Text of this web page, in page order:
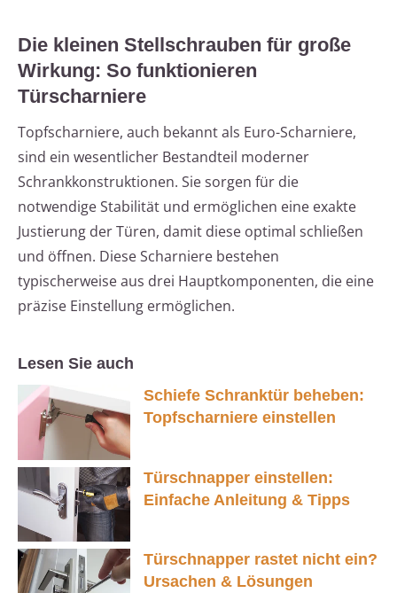
Die kleinen Stellschrauben für große
Wirkung: So funktionieren
Türscharniere
Topfscharniere, auch bekannt als Euro-Scharniere,
sind ein wesentlicher Bestandteil moderner
Schrankkonstruktionen. Sie sorgen für die
notwendige Stabilität und ermöglichen eine exakte
Justierung der Türen, damit diese optimal schließen
und öffnen. Diese Scharniere bestehen
typischerweise aus drei Hauptkomponenten, die eine
präzise Einstellung ermöglichen.
Lesen Sie auch
Schiefe Schranktür beheben:
Topfscharniere einstellen
Türschnapper einstellen:
Einfache Anleitung & Tipps
Türschnapper rastet nicht ein?
Ursachen & Lösungen